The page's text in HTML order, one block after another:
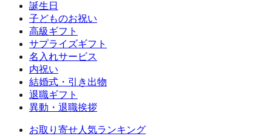
誕生日
子どものお祝い
高級ギフト
サプライズギフト
名入れサービス
内祝い
結婚式・引き出物
退職ギフト
異動・退職挨拶
お取り寄せ人気ランキング